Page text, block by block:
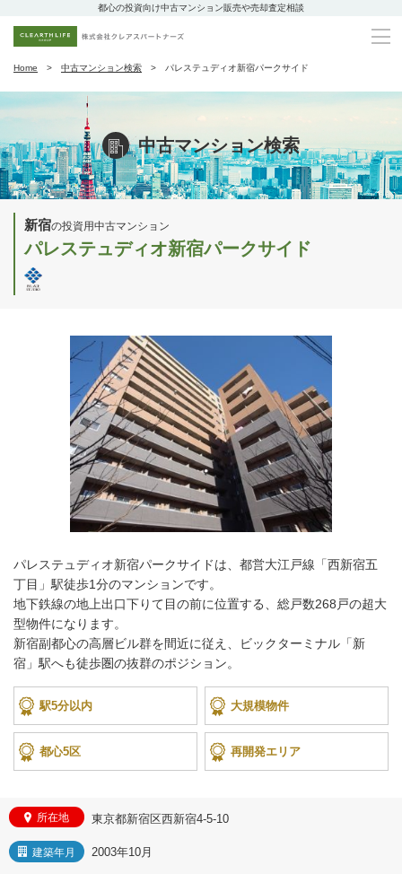
都心の投資向け中古マンション販売や売却査定相談
Home 中古マンション検索 パレステュディオ新宿パークサイド
中古マンション検索
新宿の投資用中古マンション
パレステュディオ新宿パークサイド
パレステュディオ新宿パークサイドは、都営大江戸線「西新宿五
丁目」駅徒歩1分のマンションです。
地下鉄線の地上出口下りて目の前に位置する、総戸数268戸の超大
型物件になります。
新宿副都心の高層ビル群を間近に従え、ビックターミナル「新
宿」駅へも徒歩圏の抜群のポジション。
駅5分以内 大規模物件
都心5区 再開発エリア
所在地 東京都新宿区西新宿4-5-10
建築年月 2003年10月